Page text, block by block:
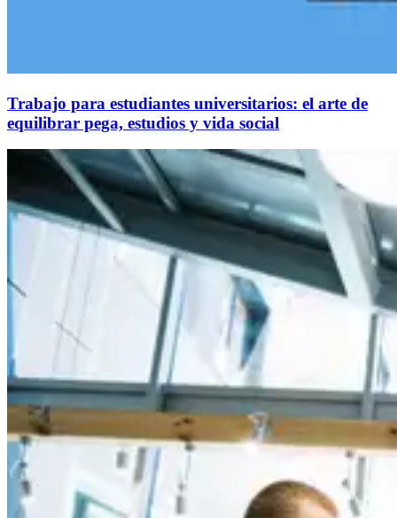
Trabajo para estudiantes universitarios: el arte de
equilibrar pega, estudios y vida social